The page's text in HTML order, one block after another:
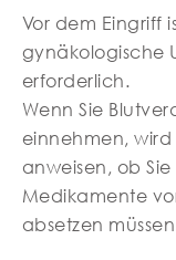
Vor dem Eingriff
gynäkologische
erforderlich.
Wenn Sie
einnehmen, wird
anweisen, ob Sie
Medikamente
absetzen